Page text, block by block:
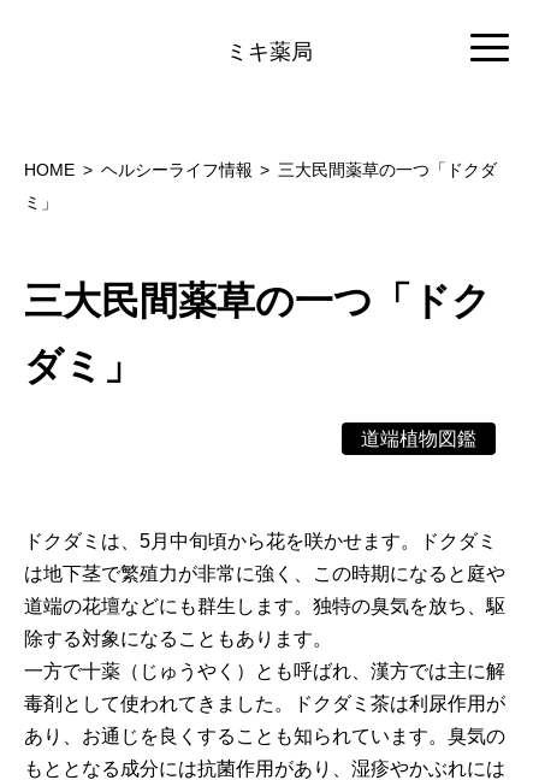
ミキ薬局
HOME ヘルシーライフ情報
三大民間薬草の一つ「ドクダ
ミ」
三大民間薬草の一つ「ドク
ダミ」
道端植物図鑑
ドクダミは、5月中旬頃から花を咲かせます。ドクダミ
は地下茎で繁殖力が非常に強く、この時期になると庭や
道端の花壇などにも群生します。独特の臭気を放ち、駆
除する対象になることもあります。
一方で十薬（じゅうやく）とも呼ばれ、漢方では主に解
毒剤として使われてきました。ドクダミ茶は利尿作用が
あり、お通じを良くすることも知られています。臭気の
もととなる成分には抗菌作用があり、湿疹やかぶれには